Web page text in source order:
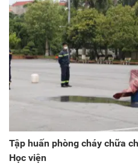
Tập huấn phòng cháy chữa
Học viện